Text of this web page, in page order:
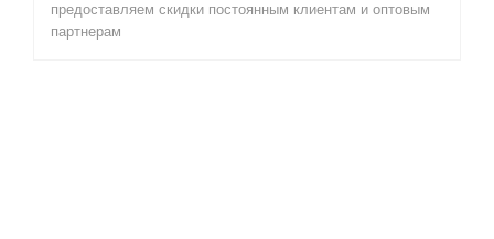
предоставляем скидки постоянным клиентам и оптовым
партнерам